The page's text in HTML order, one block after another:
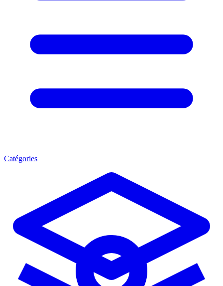
Catégories